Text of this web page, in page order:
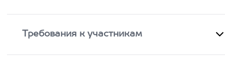
Требования к участникам